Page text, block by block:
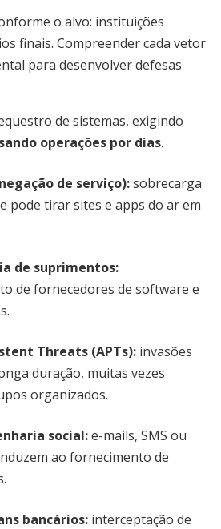
o alvo: instituições
finais. Compreender cada vetor
para desenvolver defesas
de sistemas, exigindo
operações por dias.
de serviço):sobrecarga
pode tirar sites e apps do ar em
de suprimentos:
de fornecedores de software e
Threats (APTs): invasões
duração, muitas vezes
organizados.
social:e-mails, SMS ou
ao fornecimento de
bancários: interceptação de